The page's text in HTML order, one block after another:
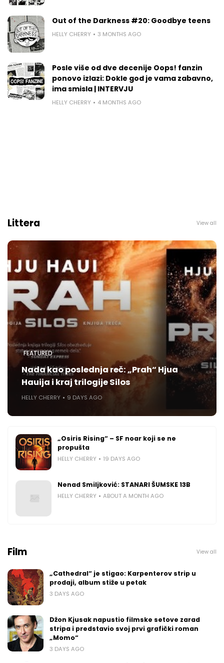
Out of the Darkness #20: Goodbye teens
HELLY CHERRY 3 MONTHS AGO
Posle više od dve decenije Oops! fanzin
ponovo izlazi: Dokle god je vama zabavno,
ima smisla | INTERVJU
HELLY CHERRY 4 MONTHS AGO
Littera View all
FEATURED
Nada kao poslednja reč: „Prah“ Hjua
Hauija i kraj trilogije Silos
HELLY CHERRY 9 DAYS AGO
„Osiris Rising“ – SF noar koji se ne
propušta
HELLY CHERRY 19 DAYS AGO
Nenad Smiljković: STANARI ŠUMSKE 13B
HELLY CHERRY ABOUT A MONTH AGO
Film View all
„Cathedral“ je stigao: Karpenterov strip u
prodaji, album stiže u petak
3 DAYS AGO
Džon Kjusak napustio filmske setove zarad
stripa i predstavio svoj prvi grafički roman
„Momo“
3 DAYS AGO